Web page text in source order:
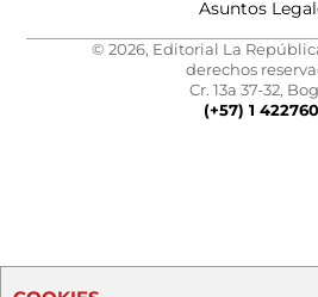
Asuntos
© 2026, Editorial La
derechos
Cr. 13a 37-32,
(+57) 1